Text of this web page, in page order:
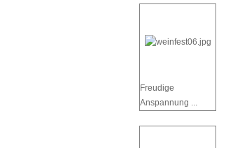
Freudige
Anspannung ...